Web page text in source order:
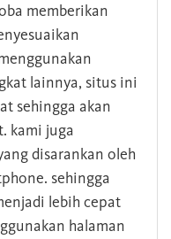
memberikan
lainnya, situs ini
sehingga akan
kami juga
disarankan oleh
sehingga
lebih cepat
halaman